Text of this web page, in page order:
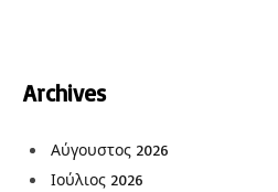
Archives
Αύγουστος 2026
Ιούλιος 2026